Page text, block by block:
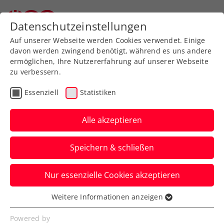
Zurück zur Newsübersicht
Davis Cup
Davis Cup: Österreich
bittet Finnland ins
Multiversum Schwechat
Die ÖTV-Herren wollen am 31. Jänner / 1.
Februar 2025 die erste von zwei Hürden
zum Finalturnier nehmen.
Verfasst von: Manuel Wachta, 09.12.2024
Datenschutzeinstellungen
Auf unserer Webseite werden Cookies verwendet. Einige
davon werden zwingend benötigt, während es uns andere
ermöglichen, Ihre Nutzererfahrung auf unserer Webseite
zu verbessern.
Essenziell Statistiken
Alle akzeptieren
Speichern & schließen
Nur essenzielle Cookies akzeptieren
Essenziell
Essenzielle Cookies werden für grundlegende
Weitere Informationen anzeigen
Powered by